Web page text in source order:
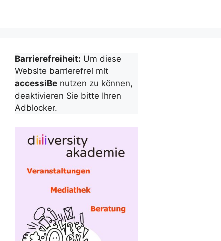
Barrierefreiheit: Um diese
Website barrierefrei mit
accessiBe nutzen zu können,
deaktivieren Sie bitte Ihren
Adblocker.